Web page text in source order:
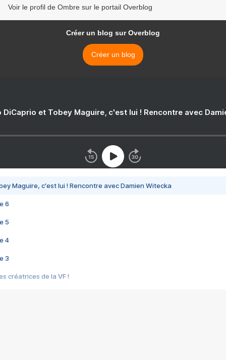
Voir le profil de Ombre sur le portail Overblog
Créer un blog sur Overblog
Créer un blog
DiCaprio et Tobey Maguire, c'est lui ! Rencontre avec
Maguire, c'est lui ! Rencontre avec Damien Witecka
6
5
4
3
créatrices de la VF !